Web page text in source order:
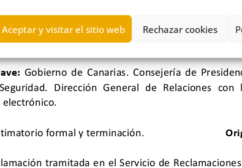
Aceptar y visitar el sitio web Rechazar cookies